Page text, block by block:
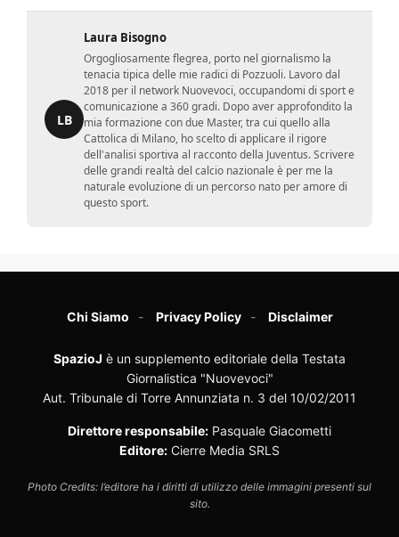
LB
Laura Bisogno
Orgogliosamente flegrea, porto nel giornalismo la
tenacia tipica delle mie radici di Pozzuoli. Lavoro dal
2018 per il network Nuovevoci, occupandomi di sport e
comunicazione a 360 gradi. Dopo aver approfondito la
mia formazione con due Master, tra cui quello alla
Cattolica di Milano, ho scelto di applicare il rigore
dell'analisi sportiva al racconto della Juventus. Scrivere
delle grandi realtà del calcio nazionale è per me la
naturale evoluzione di un percorso nato per amore di
questo sport.
Chi Siamo Privacy Policy Disclaimer
SpazioJ è un supplemento editoriale della Testata
Giornalistica "Nuovevoci"
Aut. Tribunale di Torre Annunziata n. 3 del 10/02/2011
Direttore responsabile: Pasquale Giacometti
Editore: Cierre Media SRLS
Photo Credits: l’editore ha i diritti di utilizzo delle immagini presenti sul
sito.